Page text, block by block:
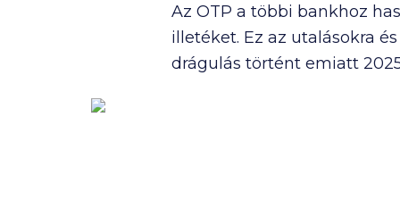
Az OTP a többi bankhoz
illetéket. Ez az utalásokra
drágulás történt emiatt